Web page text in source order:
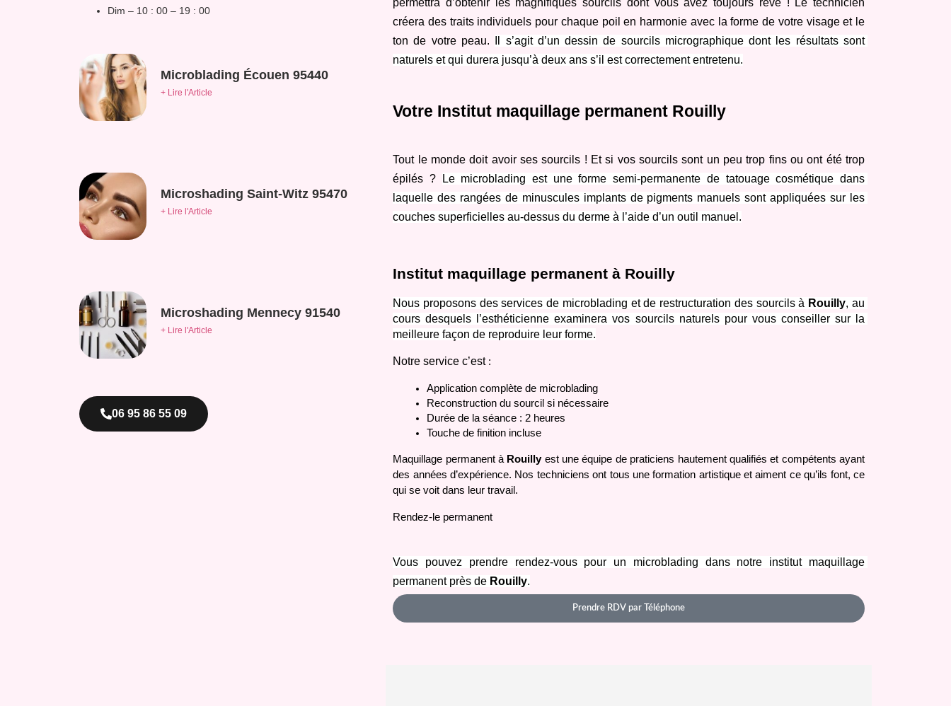
Dim – 10 : 00 – 19 : 00
Microblading Écouen 95440
+ Lire l'Article
Microshading Saint-Witz 95470
+ Lire l'Article
Microshading Mennecy 91540
+ Lire l'Article
06 95 86 55 09
permettra d’obtenir les magnifiques sourcils dont vous avez toujours rêvé ! Le technicien
créera des traits individuels pour chaque poil en harmonie avec la forme de votre visage et le
ton de votre peau.
Il s’agit d’un dessin de sourcils micrographique dont les résultats sont
naturels et qui durera jusqu’à deux ans s’il est correctement entretenu.
Votre Institut maquillage permanent Rouilly
Tout le monde doit avoir ses sourcils ! Et si vos sourcils sont un peu trop fins ou ont été trop
épilés ?
Le microblading est une forme semi-permanente de tatouage cosmétique dans
laquelle des rangées de minuscules implants de pigments manuels sont appliquées sur les
couches superficielles au-dessus du derme à l’aide d’un outil manuel.
Institut maquillage permanent à Rouilly
Nous proposons des services de microblading et de restructuration des sourcils à Rouilly, au
cours desquels l’esthéticienne examinera vos sourcils naturels pour vous conseiller sur la
meilleure façon de reproduire leur forme.
Notre service c’est :
Application complète de microblading
Reconstruction du sourcil si nécessaire
Durée de la séance : 2 heures
Touche de finition incluse
Maquillage permanent à Rouilly est une équipe de praticiens hautement qualifiés et compétents ayant
des années d’expérience. Nos techniciens ont tous une formation artistique et aiment ce qu’ils font, ce
qui se voit dans leur travail.
Rendez-le permanent
Vous pouvez prendre rendez-vous pour un microblading dans notre institut maquillage
permanent près de Rouilly.
Prendre RDV par Téléphone